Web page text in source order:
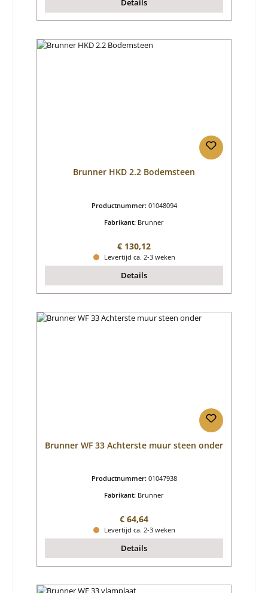
Details
Brunner HKD 2.2 Bodemsteen
Productnummer: 01048094
Fabrikant: Brunner
Normale prijs:
€ 130,12
Levertijd ca. 2-3 weken
Details
Brunner WF 33 Achterste muur steen onder
Productnummer: 01047938
Fabrikant: Brunner
Normale prijs:
€ 64,64
Levertijd ca. 2-3 weken
Details